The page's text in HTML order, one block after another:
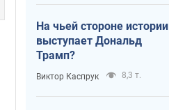
На чьей стороне истории
выступает Дональд
Трамп?
Виктор Каспрук 8,3 т.